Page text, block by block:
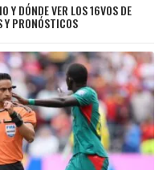
Y DÓNDE VER LOS 16VOS DE
PRONÓSTICOS